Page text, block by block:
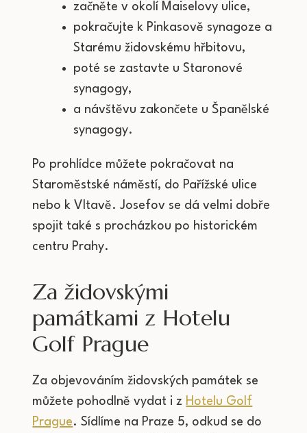
začněte v okolí Maiselovy ulice,
pokračujte k Pinkasově synagoze a
Starému židovskému hřbitovu,
poté se zastavte u Staronové
synagogy,
a návštěvu zakončete u Španělské
synagogy.
Po prohlídce můžete pokračovat na
Staroměstské náměstí, do Pařížské ulice
nebo k Vltavě. Josefov se dá velmi dobře
spojit také s procházkou po historickém
centru Prahy.
Za židovskými
památkami z Hotelu
Golf Prague
Za objevováním židovských památek se
můžete pohodlně vydat i z Hotelu Golf
Prague. Sídlíme na Praze 5, odkud se do